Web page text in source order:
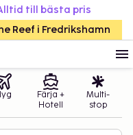
till bästa pris
Reef i Fredrikshamn
Färja +
Hotell
Multi-
stop